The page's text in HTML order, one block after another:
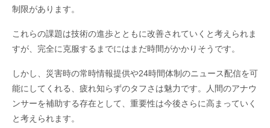
制限があります。
これらの課題は技術の進歩とともに改善されていくと考えられま
すが、完全に克服するまでにはまだ時間がかかりそうです。
しかし、災害時の常時情報提供や24時間体制のニュース配信を可
能にしてくれる、疲れ知らずのタフさは魅力です。人間のアナウ
ンサーを補助する存在として、重要性は今後さらに高まっていく
と考えられます。